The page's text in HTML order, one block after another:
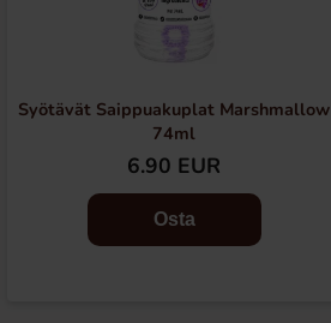
Syötävät Saippuakuplat Marshmallow
74ml
6.90 EUR
Osta